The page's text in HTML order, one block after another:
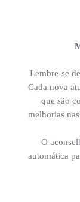
Lembre-se
Cada nova
que são
melhorias
O
automática